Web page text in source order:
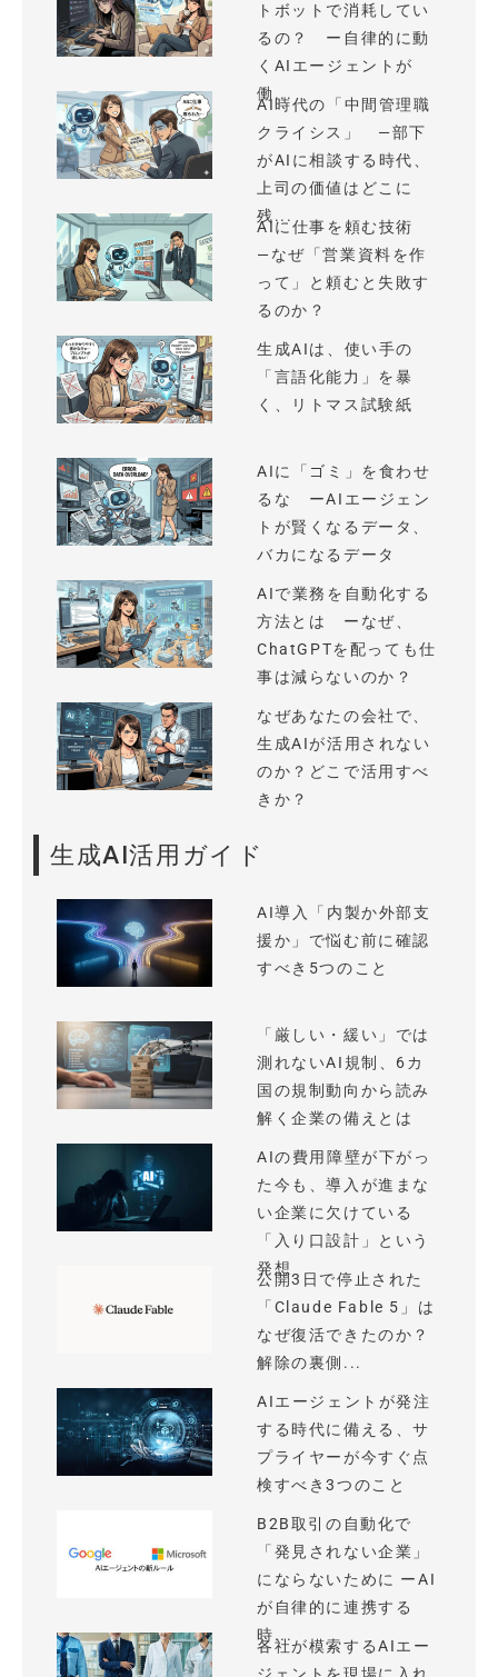
トボットで消耗してい
るの？ ー自律的に動
くAIエージェントが
働...
AI時代の「中間管理職
クライシス」 —部下
がAIに相談する時代、
上司の価値はどこに
残...
AIに仕事を頼む技術
—なぜ「営業資料を作
って」と頼むと失敗す
るのか？
生成AIは、使い手の
「言語化能力」を暴
く、リトマス試験紙
AIに「ゴミ」を食わせ
るな ーAIエージェン
トが賢くなるデータ、
バカになるデータ
AIで業務を自動化する
方法とは ーなぜ、
ChatGPTを配っても仕
事は減らないのか？
なぜあなたの会社で、
生成AIが活用されない
のか？どこで活用すべ
きか？
生成AI活用ガイド
AI導入「内製か外部支
援か」で悩む前に確認
すべき5つのこと
「厳しい・緩い」では
測れないAI規制、6カ
国の規制動向から読み
解く企業の備えとは
AIの費用障壁が下がっ
た今も、導入が進まな
い企業に欠けている
「入り口設計」という
発想
公開3日で停止された
「Claude Fable 5」は
なぜ復活できたのか？
解除の裏側...
AIエージェントが発注
する時代に備える、サ
プライヤーが今すぐ点
検すべき3つのこと
B2B取引の自動化で
「発見されない企業」
にならないために ーAI
が自律的に連携する
時...
各社が模索するAIエー